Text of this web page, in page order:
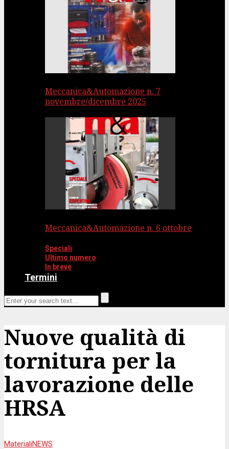
Meccanica&Automazione n. 7
novembre/dicembre 2025
Meccanica&Automazione n. 6 ottobre
Speciali
Ultimo numero
In breve
Termini
Nuove qualità di
tornitura per la
lavorazione delle
HRSA
MaterialiNEWS